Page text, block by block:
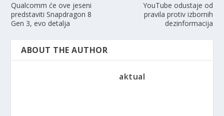
Qualcomm će ove jeseni
predstaviti Snapdragon 8
Gen 3, evo detalja
YouTube odustaje od
pravila protiv izbornih
dezinformacija
ABOUT THE AUTHOR
aktual